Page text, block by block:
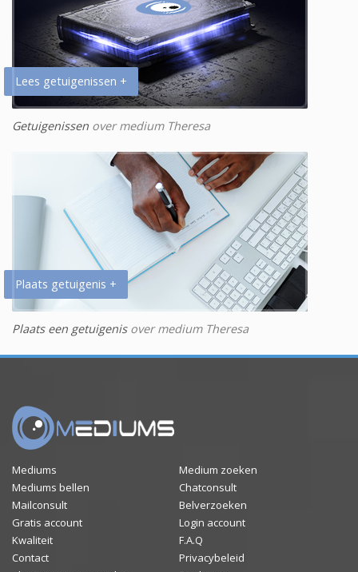
Lees getuigenissen +
Getuigenissen over medium Theresa
Plaats getuigenis +
Plaats een getuigenisover medium Theresa
Mediums
Medium zoeken
Mediums bellen
Chatconsult
Mailconsult
Belverzoeken
Gratis account
Login account
Kwaliteit
F.A.Q
Contact
Privacybeleid